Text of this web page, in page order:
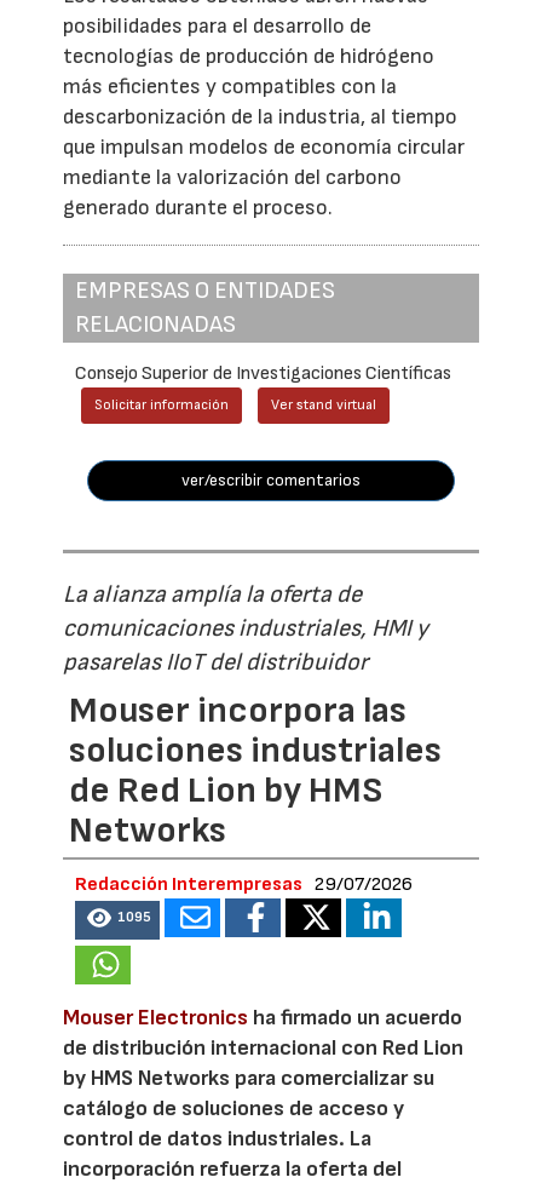
posibilidades para el desarrollo de
tecnologías de producción de hidrógeno
más eficientes y compatibles con la
descarbonización de la industria, al tiempo
que impulsan modelos de economía circular
mediante la valorización del carbono
generado durante el proceso.
EMPRESAS O ENTIDADES
RELACIONADAS
Consejo Superior de Investigaciones Científicas
Solicitar información Ver stand virtual
ver/escribir comentarios
La alianza amplía la oferta de
comunicaciones industriales, HMI y
pasarelas IIoT del distribuidor
Mouser incorpora las
soluciones industriales
de Red Lion by HMS
Networks
Redacción Interempresas 29/07/2026
1095
Mouser Electronics ha firmado un acuerdo
de distribución internacional con Red Lion
by HMS Networks para comercializar su
catálogo de soluciones de acceso y
control de datos industriales. La
incorporación refuerza la oferta del